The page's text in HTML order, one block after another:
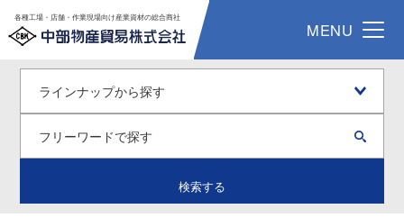
各種工場・店舗・作業現場向け産業資材の総合商社
MENU
検索する